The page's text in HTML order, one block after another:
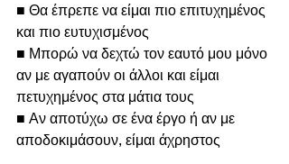
■ Θα έπρεπε να είμαι πιο επιτυχημένος
και πιο ευτυχισμένος
■ Μπορώ να δεχτώ τον εαυτό μου μόνο
αν με αγαπούν οι άλλοι και είμαι
πετυχημένος στα μάτια τους
■ Αν αποτύχω σε ένα έργο ή αν με
αποδοκιμάσουν, είμαι άχρηστος